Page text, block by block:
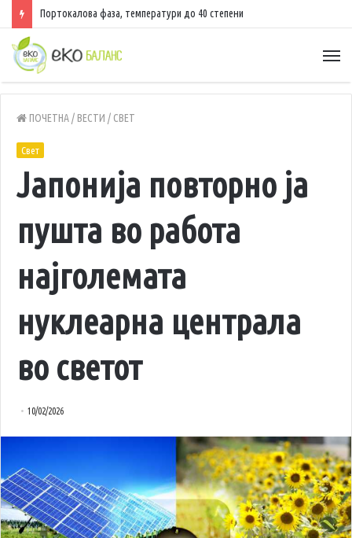
Портокалова фаза, температури до 40 степени
ПОЧЕТНА/ ВЕСТИ / СВЕТ
Свет
Јапонија повторно ја
пушта во работа
најголемата
нуклеарна централа
во светот
10/02/2026